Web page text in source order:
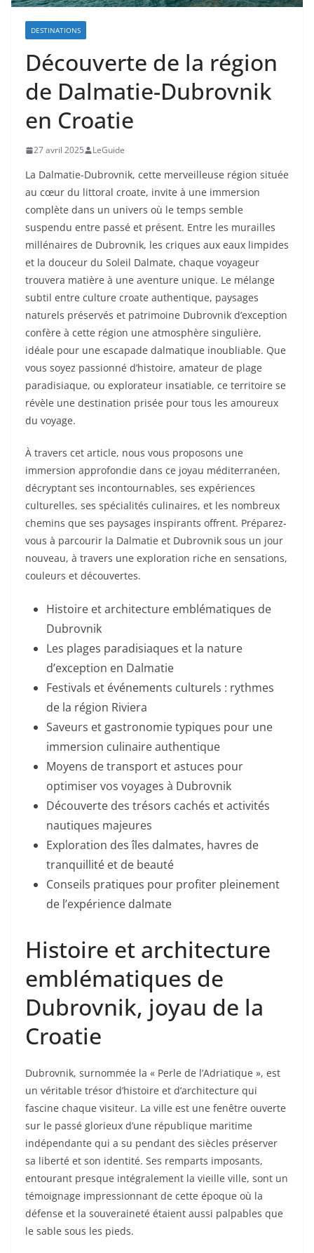
DESTINATIONS
Découverte de la région
de Dalmatie-Dubrovnik
en Croatie
27 avril 2025 LeGuide
La Dalmatie-Dubrovnik, cette merveilleuse région située
au cœur du littoral croate, invite à une immersion
complète dans un univers où le temps semble
suspendu entre passé et présent. Entre les murailles
millénaires de Dubrovnik, les criques aux eaux limpides
et la douceur du Soleil Dalmate, chaque voyageur
trouvera matière à une aventure unique. Le mélange
subtil entre culture croate authentique, paysages
naturels préservés et patrimoine Dubrovnik d’exception
confère à cette région une atmosphère singulière,
idéale pour une escapade dalmatique inoubliable. Que
vous soyez passionné d’histoire, amateur de plage
paradisiaque, ou explorateur insatiable, ce territoire se
révèle une destination prisée pour tous les amoureux
du voyage.
À travers cet article, nous vous proposons une
immersion approfondie dans ce joyau méditerranéen,
décryptant ses incontournables, ses expériences
culturelles, ses spécialités culinaires, et les nombreux
chemins que ses paysages inspirants offrent. Préparez-
vous à parcourir la Dalmatie et Dubrovnik sous un jour
nouveau, à travers une exploration riche en sensations,
couleurs et découvertes.
Histoire et architecture emblématiques de
Dubrovnik
Les plages paradisiaques et la nature
d’exception en Dalmatie
Festivals et événements culturels : rythmes
de la région Riviera
Saveurs et gastronomie typiques pour une
immersion culinaire authentique
Moyens de transport et astuces pour
optimiser vos voyages à Dubrovnik
Découverte des trésors cachés et activités
nautiques majeures
Exploration des îles dalmates, havres de
tranquillité et de beauté
Conseils pratiques pour profiter pleinement
de l’expérience dalmate
Histoire et architecture
emblématiques de
Dubrovnik, joyau de la
Croatie
Dubrovnik, surnommée la « Perle de l’Adriatique », est
un véritable trésor d’histoire et d’architecture qui
fascine chaque visiteur. La ville est une fenêtre ouverte
sur le passé glorieux d’une république maritime
indépendante qui a su pendant des siècles préserver
sa liberté et son identité. Ses remparts imposants,
entourant presque intégralement la vieille ville, sont un
témoignage impressionnant de cette époque où la
défense et la souveraineté étaient aussi palpables que
le sable sous les pieds.